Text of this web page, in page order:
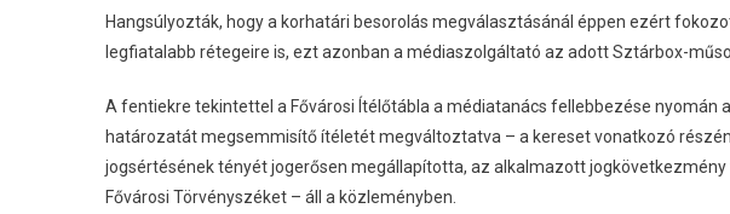
Hangsúlyozták, hogy a korhatári besorolás megválasztásánál éppen ezért
legfiatalabb rétegeire is, ezt azonban a médiaszolgáltató az adott Sztárbox-
A fentiekre tekintettel a Fővárosi Ítélőtábla a médiatanács fellebbezése nyomán
határozatát megsemmisítő ítéletét megváltoztatva – a kereset vonatkozó
jogsértésének tényét jogerősen megállapította, az alkalmazott
Fővárosi Törvényszéket – áll a közleményben.